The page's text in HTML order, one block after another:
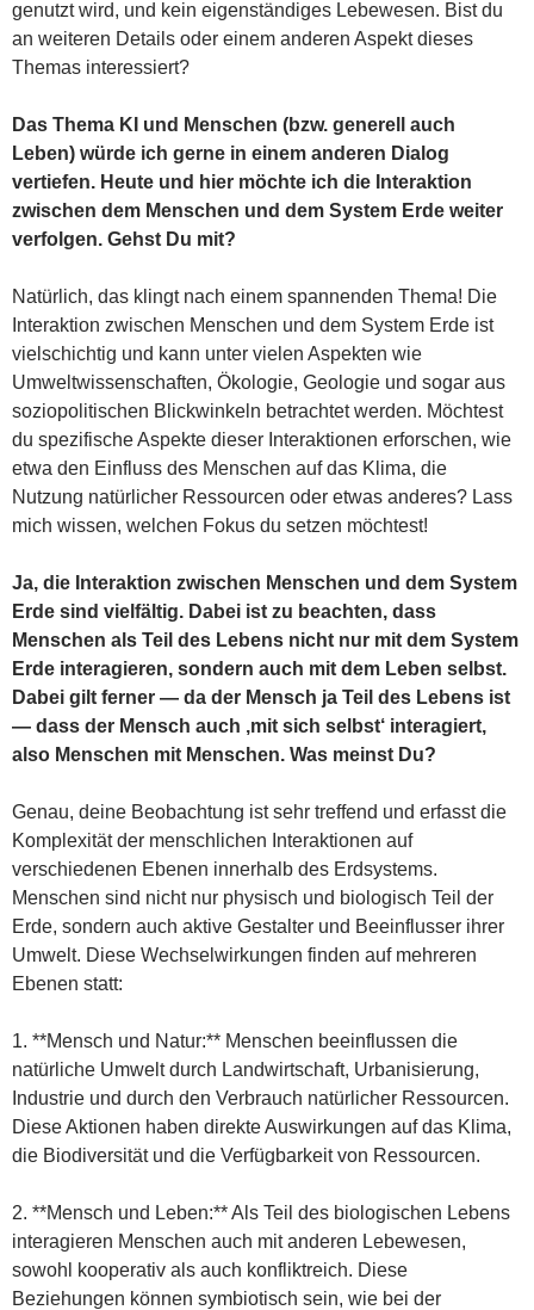
genutzt wird, und kein eigenständiges Lebewesen. Bist du
an weiteren Details oder einem anderen Aspekt dieses
Themas interessiert?
Das Thema KI und Menschen (bzw. generell auch
Leben) würde ich gerne in einem anderen Dialog
vertiefen. Heute und hier möchte ich die Interaktion
zwischen dem Menschen und dem System Erde weiter
verfolgen. Gehst Du mit?
Natürlich, das klingt nach einem spannenden Thema! Die
Interaktion zwischen Menschen und dem System Erde ist
vielschichtig und kann unter vielen Aspekten wie
Umweltwissenschaften, Ökologie, Geologie und sogar aus
soziopolitischen Blickwinkeln betrachtet werden. Möchtest
du spezifische Aspekte dieser Interaktionen erforschen, wie
etwa den Einfluss des Menschen auf das Klima, die
Nutzung natürlicher Ressourcen oder etwas anderes? Lass
mich wissen, welchen Fokus du setzen möchtest!
Ja, die Interaktion zwischen Menschen und dem System
Erde sind vielfältig. Dabei ist zu beachten, dass
Menschen als Teil des Lebens nicht nur mit dem System
Erde interagieren, sondern auch mit dem Leben selbst.
Dabei gilt ferner — da der Mensch ja Teil des Lebens ist
— dass der Mensch auch ‚mit sich selbst‘ interagiert,
also Menschen mit Menschen. Was meinst Du?
Genau, deine Beobachtung ist sehr treffend und erfasst die
Komplexität der menschlichen Interaktionen auf
verschiedenen Ebenen innerhalb des Erdsystems.
Menschen sind nicht nur physisch und biologisch Teil der
Erde, sondern auch aktive Gestalter und Beeinflusser ihrer
Umwelt. Diese Wechselwirkungen finden auf mehreren
Ebenen statt:
1. **Mensch und Natur:** Menschen beeinflussen die
natürliche Umwelt durch Landwirtschaft, Urbanisierung,
Industrie und durch den Verbrauch natürlicher Ressourcen.
Diese Aktionen haben direkte Auswirkungen auf das Klima,
die Biodiversität und die Verfügbarkeit von Ressourcen.
2. **Mensch und Leben:** Als Teil des biologischen Lebens
interagieren Menschen auch mit anderen Lebewesen,
sowohl kooperativ als auch konfliktreich. Diese
Beziehungen können symbiotisch sein, wie bei der